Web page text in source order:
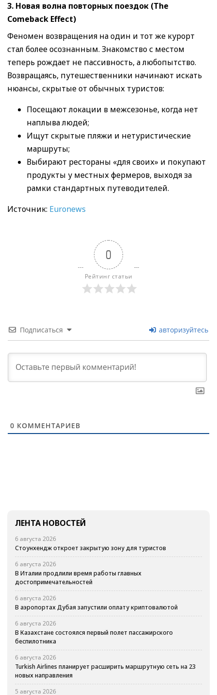
3. Новая волна повторных поездок (The
Comeback Effect)
Феномен возвращения на один и тот же курорт
стал более осознанным. Знакомство с местом
теперь рождает не пассивность, а любопытство.
Возвращаясь, путешественники начинают искать
нюансы, скрытые от обычных туристов:
Посещают локации в межсезонье, когда нет
наплыва людей;
Ищут скрытые пляжи и нетуристические
маршруты;
Выбирают рестораны «для своих» и покупают
продукты у местных фермеров, выходя за
рамки стандартных путеводителей.
Источник: Euronews
0
Рейтинг статьи
Подписаться авторизуйтесь
0 КОММЕНТАРИЕВ
ЛЕНТА НОВОСТЕЙ
6 августа 2026
Стоунхендж откроет закрытую зону для туристов
6 августа 2026
В Италии продлили время работы главных
достопримечательностей
6 августа 2026
В аэропортах Дубая запустили оплату криптовалютой
6 августа 2026
В Казахстане состоялся первый полет пассажирского
беспилотника
6 августа 2026
Turkish Airlines планирует расширить маршрутную сеть на 23
новых направления
5 августа 2026